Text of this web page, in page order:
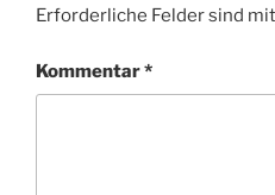
Erforderliche Felder sind mit
Kommentar*